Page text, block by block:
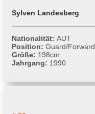
Sylven Landesberg
Nationalität: AUT
Position: Guard/Forward
Größe: 198cm
Jahrgang: 1990